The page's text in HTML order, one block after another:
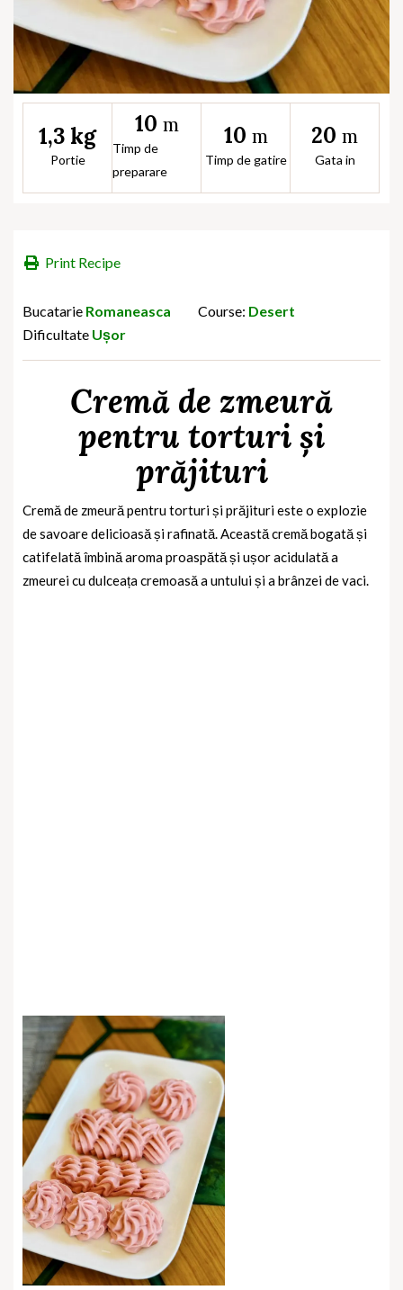
1,3 kg
Portie
10 m
Timp de
preparare
10 m
Timp de gatire
20 m
Gata in
Print Recipe
Bucatarie Romaneasca Course: Desert
Dificultate Ușor
Cremă de zmeură
pentru torturi și
prăjituri
Cremă de zmeură pentru torturi și prăjituri este o explozie
de savoare delicioasă și rafinată. Această cremă bogată și
catifelată îmbină aroma proaspătă și ușor acidulată a
zmeurei cu dulceața cremoasă a untului și a brânzei de vaci.